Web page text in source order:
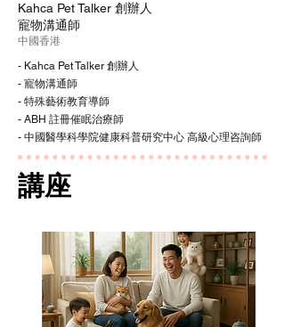
Kahca Pet Talker 創辦人
寵物溝通師
中國香港
- Kahca Pet Talker 創辦人
- 寵物溝通師
- 特殊藝術教育導師
- ABH 註冊催眠治療師
- 中國醫學科學院健康科普研究中心 高級心理咨詢師
講座